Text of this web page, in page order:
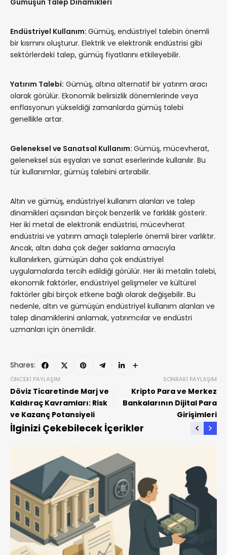
Gümüşün Talep Dinamikleri
Endüstriyel Kullanım: Gümüş, endüstriyel talebin önemli
bir kısmını oluşturur. Elektrik ve elektronik endüstrisi gibi
sektörlerdeki talep, gümüş fiyatlarını etkileyebilir.
Yatırım Talebi: Gümüş, altına alternatif bir yatırım aracı
olarak görülür. Ekonomik belirsizlik dönemlerinde veya
enflasyonun yükseldiği zamanlarda gümüş talebi
genellikle artar.
Geleneksel ve Sanatsal Kullanım: Gümüş, mücevherat,
geleneksel süs eşyaları ve sanat eserlerinde kullanılır. Bu
tür kullanımlar, gümüş talebini artırabilir.
Altın ve gümüş, endüstriyel kullanım alanları ve talep
dinamikleri açısından birçok benzerlik ve farklılık gösterir.
Her iki metal de elektronik endüstrisi, mücevherat
endüstrisi ve yatırım amaçlı taleplerle önemli birer varlıktır.
Ancak, altın daha çok değer saklama amacıyla
kullanılırken, gümüşün daha çok endüstriyel
uygulamalarda tercih edildiği görülür. Her iki metalin talebi,
ekonomik faktörler, endüstriyel gelişmeler ve kültürel
faktörler gibi birçok etkene bağlı olarak değişebilir. Bu
nedenle, altın ve gümüşün endüstriyel kullanım alanları ve
talep dinamiklerini anlamak, yatırımcılar ve endüstri
uzmanları için önemlidir.
Shares:
ÖNCEKI PAYLAŞIM
Döviz Ticaretinde Marj ve
Kaldıraç Kavramları: Risk
ve Kazanç Potansiyeli
SONRAKI PAYLAŞIM
Kripto Para ve Merkez
Bankalarının Dijital Para
Girişimleri
İlginizi Çekebilecek İçerikler